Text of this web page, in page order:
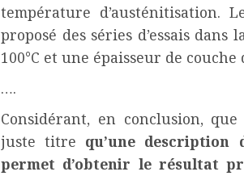
température d’austénitisation.
proposé des séries d’essais
100°C et une épaisseur de couche
….
Considérant, en conclusion,
juste titre qu’une
permet d’obtenir le résultat